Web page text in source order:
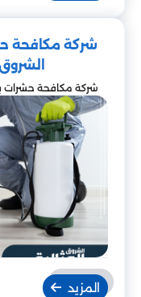
الشروق
شركة مكافحة حشرات
المزيد